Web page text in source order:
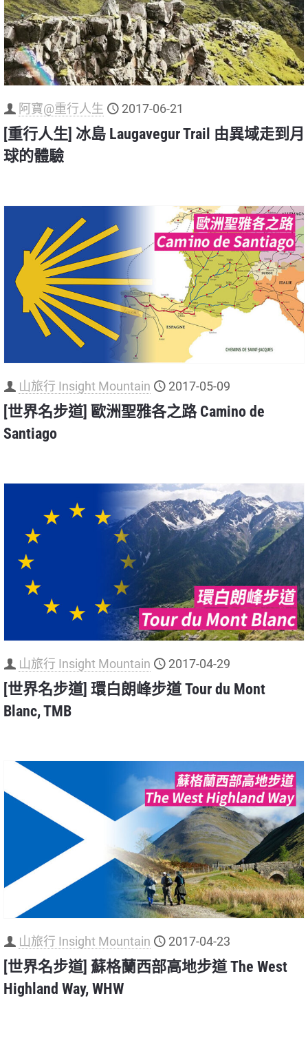
阿寶@重行人生 2017-06-21
[重行人生] 冰島 Laugavegur Trail 由異域走到月
球的體驗
山旅行 Insight Mountain 2017-05-09
[世界名步道] 歐洲聖雅各之路 Camino de
Santiago
山旅行 Insight Mountain 2017-04-29
[世界名步道] 環白朗峰步道 Tour du Mont
Blanc, TMB
山旅行 Insight Mountain 2017-04-23
[世界名步道] 蘇格蘭西部高地步道 The West
Highland Way, WHW